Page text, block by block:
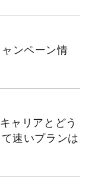
ンペーン情
ャリアとどう
速いプランは